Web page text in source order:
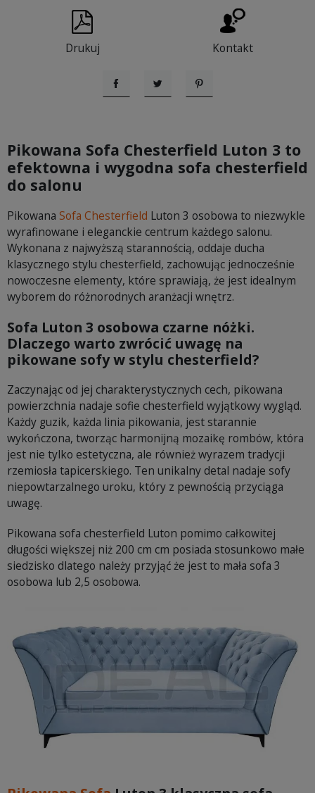
Drukuj Kontakt
UdostępnijTweetujPinterest
Pikowana Sofa Chesterfield Luton 3 to
efektowna i wygodna sofa chesterfield
do salonu
Pikowana Sofa Chesterfield Luton 3 osobowa to niezwykle
wyrafinowane i eleganckie centrum każdego salonu.
Wykonana z najwyższą starannością, oddaje ducha
klasycznego stylu chesterfield, zachowując jednocześnie
nowoczesne elementy, które sprawiają, że jest idealnym
wyborem do różnorodnych aranżacji wnętrz.
Sofa Luton 3 osobowa czarne nóżki.
Dlaczego warto zwrócić uwagę na
pikowane sofy w stylu chesterfield?
Zaczynając od jej charakterystycznych cech, pikowana
powierzchnia nadaje sofie chesterfield wyjątkowy wygląd.
Każdy guzik, każda linia pikowania, jest starannie
wykończona, tworząc harmonijną mozaikę rombów, która
jest nie tylko estetyczna, ale również wyrazem tradycji
rzemiosła tapicerskiego. Ten unikalny detal nadaje sofy
niepowtarzalnego uroku, który z pewnością przyciąga
uwagę.
Pikowana sofa chesterfield Luton pomimo całkowitej
długości większej niż 200 cm cm posiada stosunkowo małe
siedzisko dlatego należy przyjąć że jest to mała sofa 3
osobowa lub 2,5 osobowa.